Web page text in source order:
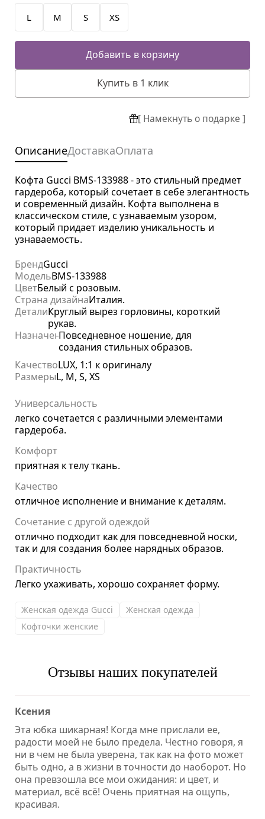
L M S XS
Добавить в корзину
Купить в 1 клик
[ Намекнуть о подарке ]
ОписаниеДоставкаОплата
Кофта Gucci BMS-133988 - это стильный предмет
гардероба, который сочетает в себе элегантность
и современный дизайн. Кофта выполнена в
классическом стиле, с узнаваемым узором,
который придает изделию уникальность и
узнаваемость.
БрендGucci
МодельBMS-133988
ЦветБелый с розовым.
Страна дизайнаИталия.
ДеталиКруглый вырез горловины, короткий
рукав.
НазначениеПовседневное ношение, для
создания стильных образов.
КачествоLUX, 1:1 к оригиналу
РазмерыL, M, S, XS
Универсальность
легко сочетается с различными элементами
гардероба.
Комфорт
приятная к телу ткань.
Качество
отличное исполнение и внимание к деталям.
Сочетание с другой одеждой
отлично подходит как для повседневной носки,
так и для создания более нарядных образов.
Практичность
Легко ухаживать, хорошо сохраняет форму.
Женская одежда Gucci
Женская одежда
Кофточки женские
Отзывы наших покупателей
Ксения
Эта юбка шикарная! Когда мне прислали ее,
радости моей не было предела. Честно говоря, я
ни в чем не была уверена, так как на фото может
быть одно, а в жизни в точности до наоборот. Но
она превзошла все мои ожидания: и цвет, и
материал, всё всё! Очень приятная на ощупь,
красивая.